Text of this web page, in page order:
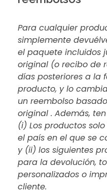
Para cualquier
simplemente
el paquete incluidos
original (o recibo de
días posteriores a la
producto, y lo
un reembolso
original . Además,
(i) Los productos
el país en el que se
y (ii) los siguientes
para la devolución,
personalizados o
cliente.